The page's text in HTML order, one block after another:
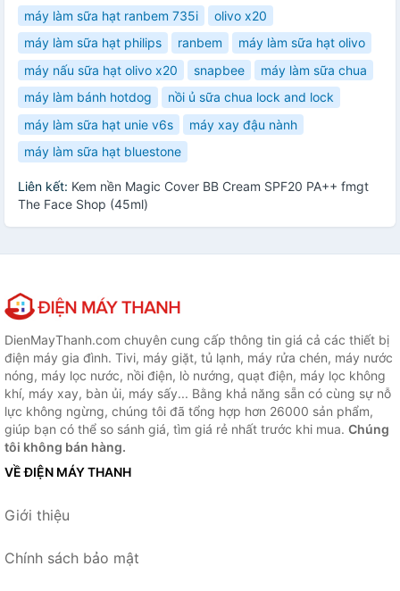
máy làm sữa hạt ranbem 735i
olivo x20
máy làm sữa hạt philips
ranbem
máy làm sữa hạt olivo
máy nấu sữa hạt olivo x20
snapbee
máy làm sữa chua
máy làm bánh hotdog
nồi ủ sữa chua lock and lock
máy làm sữa hạt unie v6s
máy xay đậu nành
máy làm sữa hạt bluestone
Liên kết: Kem nền Magic Cover BB Cream SPF20 PA++ fmgt
The Face Shop (45ml)
DienMayThanh.com chuyên cung cấp thông tin giá cả các thiết bị
điện máy gia đình. Tivi, máy giặt, tủ lạnh, máy rửa chén, máy nước
nóng, máy lọc nước, nồi điện, lò nướng, quạt điện, máy lọc không
khí, máy xay, bàn ủi, máy sấy... Bằng khả năng sẵn có cùng sự nỗ
lực không ngừng, chúng tôi đã tổng hợp hơn 26000 sản phẩm,
giúp bạn có thể so sánh giá, tìm giá rẻ nhất trước khi mua. Chúng
tôi không bán hàng.
VỀ ĐIỆN MÁY THANH
Giới thiệu
Chính sách bảo mật